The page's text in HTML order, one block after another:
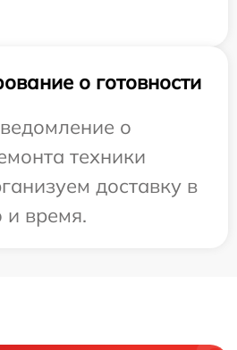
о готовности
о
техники
доставку в
и время.